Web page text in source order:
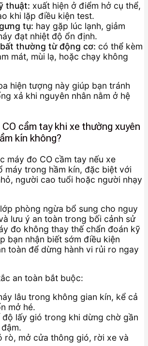
thuật: xuất hiện ở điểm hở cụ thể,
khi lặp điều kiện test.
tụ: hay gặp lúc lạnh, giảm
đạt nhiệt độ ổn định.
thường từ động cơ: có thể kèm
mát, mùi lạ, hoặc chạy không
hiện tượng này giúp bạn tránh
xả khi nguyên nhân nằm ở hệ
cầm tay khi xe thường xuyên
kín không?
máy đo CO cầm tay nếu xe
máy trong hầm kín, đặc biệt với
người cao tuổi hoặc người nhạy
phòng ngừa bổ sung cho nguy
lưu ý an toàn trong bối cảnh sử
đo không thay thế chẩn đoán kỹ
bạn nhận biết sớm điều kiện
toàn để dừng hành vi rủi ro ngay
an toàn bắt buộc:
lâu trong không gian kín, kể cả
mở hé.
độ lấy gió trong khi dừng chờ gần
rò, mở cửa thông gió, rời xe và